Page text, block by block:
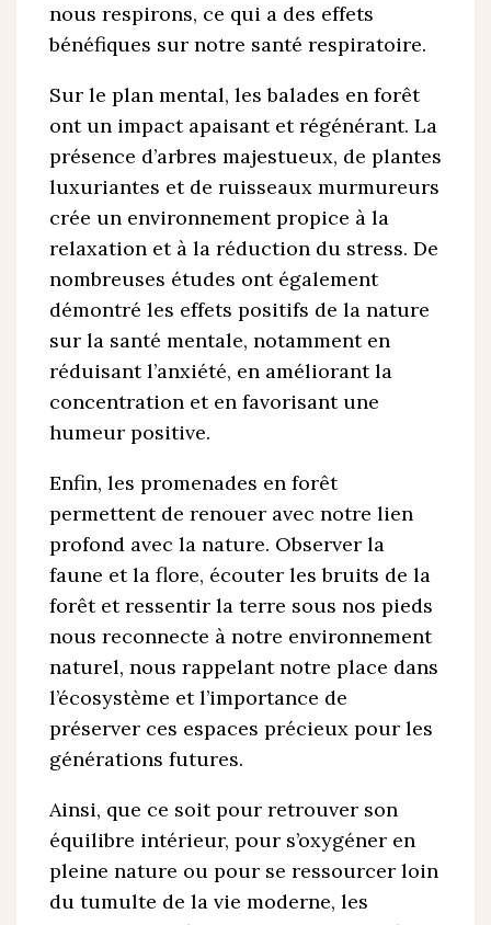
nous respirons, ce qui a des effets
bénéfiques sur notre santé respiratoire.
Sur le plan mental, les balades en forêt
ont un impact apaisant et régénérant. La
présence d’arbres majestueux, de plantes
luxuriantes et de ruisseaux murmureurs
crée un environnement propice à la
relaxation et à la réduction du stress. De
nombreuses études ont également
démontré les effets positifs de la nature
sur la santé mentale, notamment en
réduisant l’anxiété, en améliorant la
concentration et en favorisant une
humeur positive.
Enfin, les promenades en forêt
permettent de renouer avec notre lien
profond avec la nature. Observer la
faune et la flore, écouter les bruits de la
forêt et ressentir la terre sous nos pieds
nous reconnecte à notre environnement
naturel, nous rappelant notre place dans
l’écosystème et l’importance de
préserver ces espaces précieux pour les
générations futures.
Ainsi, que ce soit pour retrouver son
équilibre intérieur, pour s’oxygéner en
pleine nature ou pour se ressourcer loin
du tumulte de la vie moderne, les